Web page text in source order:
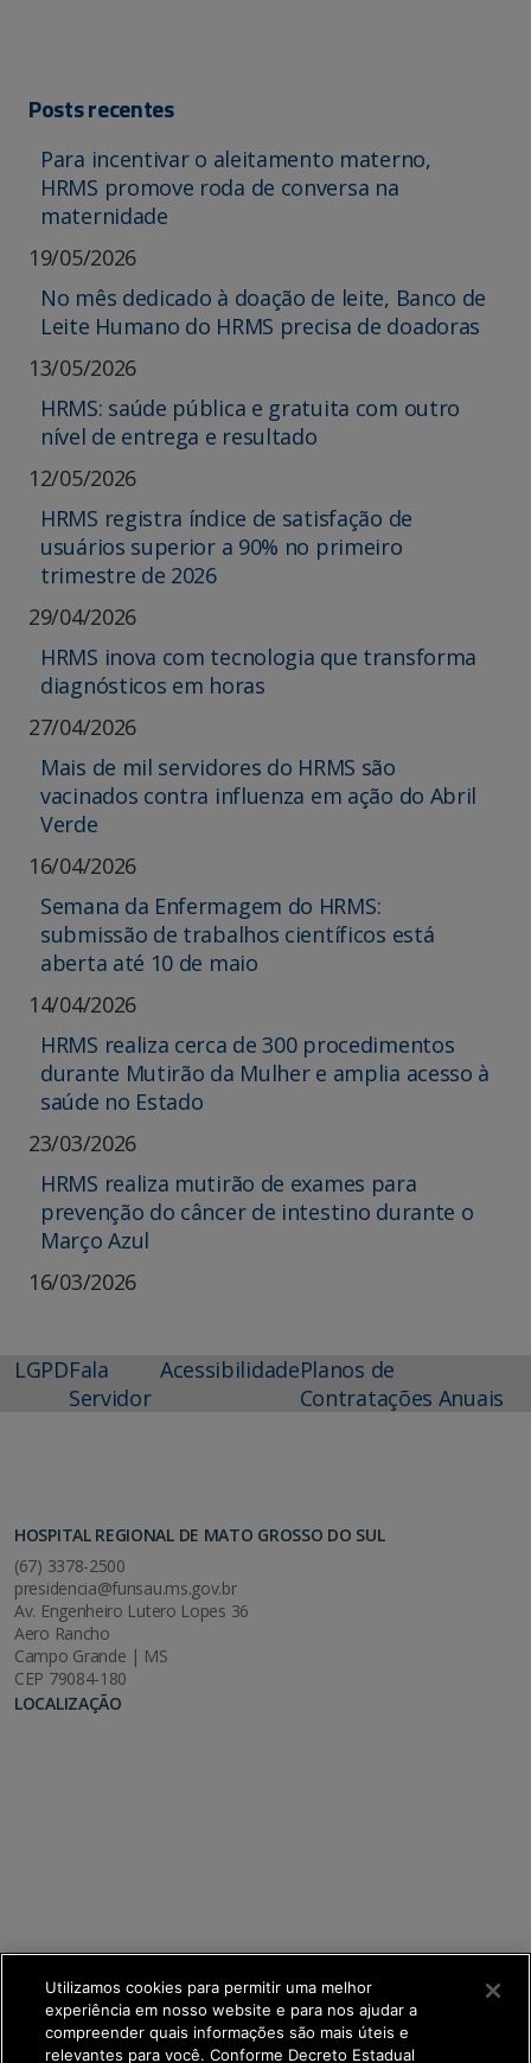
Posts recentes
Para incentivar o aleitamento materno,
HRMS promove roda de conversa na
maternidade
19/05/2026
No mês dedicado à doação de leite, Banco de
Leite Humano do HRMS precisa de doadoras
13/05/2026
HRMS: saúde pública e gratuita com outro
nível de entrega e resultado
12/05/2026
HRMS registra índice de satisfação de
usuários superior a 90% no primeiro
trimestre de 2026
29/04/2026
HRMS inova com tecnologia que transforma
diagnósticos em horas
27/04/2026
Mais de mil servidores do HRMS são
vacinados contra influenza em ação do Abril
Verde
16/04/2026
Semana da Enfermagem do HRMS:
submissão de trabalhos científicos está
aberta até 10 de maio
14/04/2026
HRMS realiza cerca de 300 procedimentos
durante Mutirão da Mulher e amplia acesso à
saúde no Estado
23/03/2026
HRMS realiza mutirão de exames para
prevenção do câncer de intestino durante o
Março Azul
16/03/2026
LGPDFala
Servidor
AcessibilidadePlanos de
Contratações Anuais
HOSPITAL REGIONAL DE MATO GROSSO DO SUL
(67) 3378-2500
presidencia@funsau.ms.gov.br
Av. Engenheiro Lutero Lopes 36
Aero Rancho
Campo Grande | MS
CEP 79084-180
LOCALIZAÇÃO
Utilizamos cookies para permitir uma melhor
experiência em nosso website e para nos ajudar a
compreender quais informações são mais úteis e
relevantes para você. Conforme Decreto Estadual